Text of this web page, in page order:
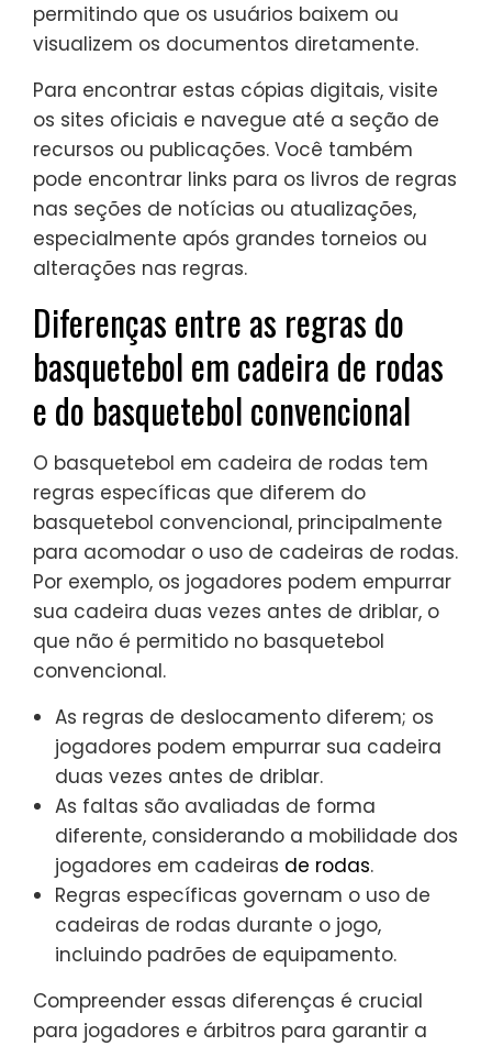
permitindo que os usuários baixem ou
visualizem os documentos diretamente.
Para encontrar estas cópias digitais, visite
os sites oficiais e navegue até a seção de
recursos ou publicações. Você também
pode encontrar links para os livros de regras
nas seções de notícias ou atualizações,
especialmente após grandes torneios ou
alterações nas regras.
Diferenças entre as regras do
basquetebol em cadeira de rodas
e do basquetebol convencional
O basquetebol em cadeira de rodas tem
regras específicas que diferem do
basquetebol convencional, principalmente
para acomodar o uso de cadeiras de rodas.
Por exemplo, os jogadores podem empurrar
sua cadeira duas vezes antes de driblar, o
que não é permitido no basquetebol
convencional.
As regras de deslocamento diferem; os
jogadores podem empurrar sua cadeira
duas vezes antes de driblar.
As faltas são avaliadas de forma
diferente, considerando a mobilidade dos
jogadores em cadeiras de rodas.
Regras específicas governam o uso de
cadeiras de rodas durante o jogo,
incluindo padrões de equipamento.
Compreender essas diferenças é crucial
para jogadores e árbitros para garantir a